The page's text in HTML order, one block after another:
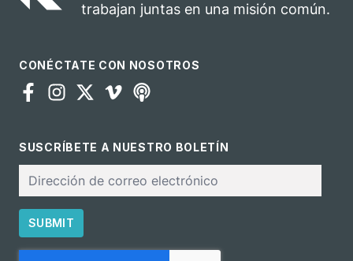
trabajan juntas en una misión común.
CONÉCTATE CON NOSOTROS
SUSCRÍBETE A NUESTRO BOLETÍN
electrónico
SUBMIT